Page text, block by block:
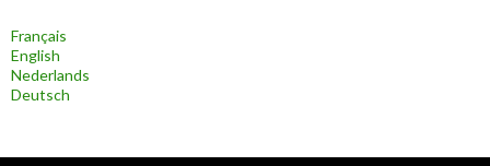
Français
English
Nederlands
Deutsch